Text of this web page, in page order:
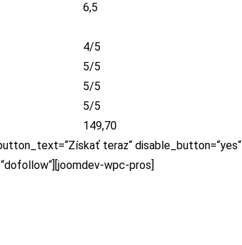
6,5
4/5
5/5
5/5
5/5
149,70
teraz“ disable_button=“yes“
wpc-pros]